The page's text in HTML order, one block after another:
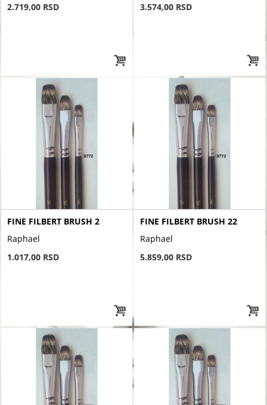
2.719,00 RSD
3.574,00 RSD
FINE FILBERT BRUSH 2
Raphael
1.017,00 RSD
FINE FILBERT BRUSH 22
Raphael
5.859,00 RSD